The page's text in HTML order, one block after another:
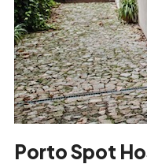
Porto Spot